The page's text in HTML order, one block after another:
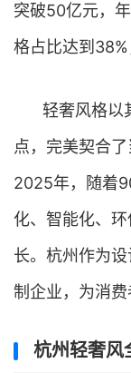
突破50亿元，
格占比达到38%
轻奢风格以
点，完美契合
2025年，随着
化、智能化、
长。杭州作为
制企业，为消费
杭州轻奢风